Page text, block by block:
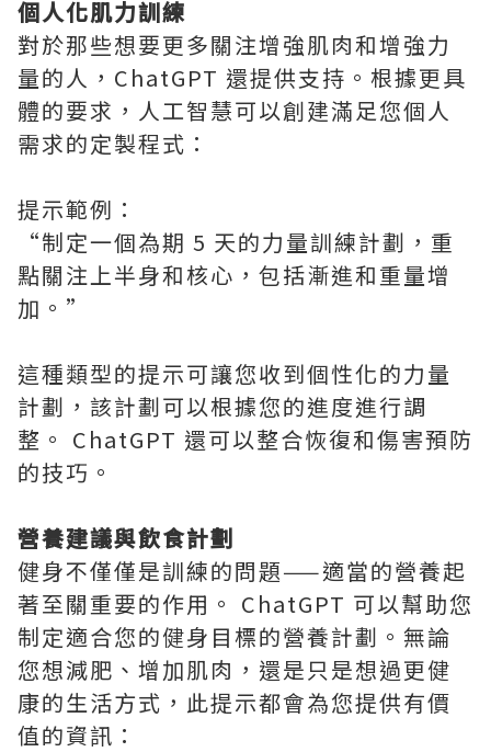
個人化肌力訓練
對於那些想要更多關注增強肌肉和增強力
量的人，ChatGPT 還提供支持。根據更具
體的要求，人工智慧可以創建滿足您個人
需求的定製程式：
提示範例：
“制定一個為期 5 天的力量訓練計劃，重
點關注上半身和核心，包括漸進和重量增
加。”
這種類型的提示可讓您收到個性化的力量
計劃，該計劃可以根據您的進度進行調
整。 ChatGPT 還可以整合恢復和傷害預防
的技巧。
營養建議與飲食計劃
健身不僅僅是訓練的問題——適當的營養起
著至關重要的作用。 ChatGPT 可以幫助您
制定適合您的健身目標的營養計劃。無論
您想減肥、增加肌肉，還是只是想過更健
康的生活方式，此提示都會為您提供有價
值的資訊：